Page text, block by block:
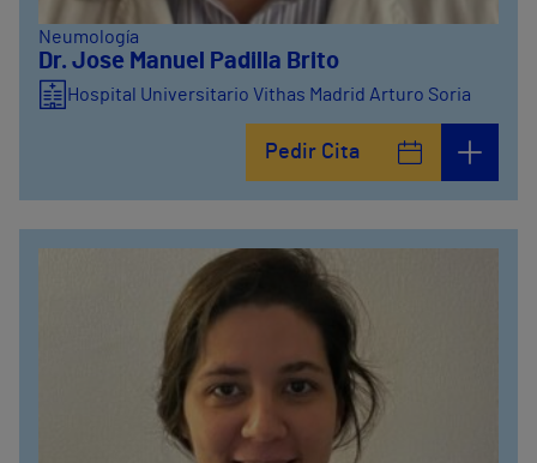
Neumología
Dr. Jose Manuel Padilla Brito
Hospital Universitario Vithas Madrid Arturo Soria
Pedir Cita